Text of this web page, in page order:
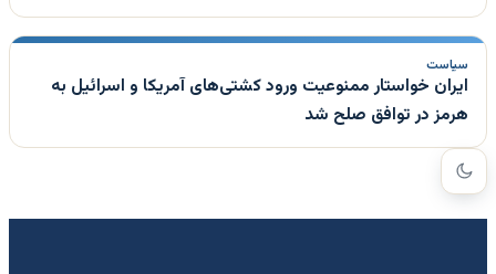
سیاست
ایران خواستار ممنوعیت ورود کشتی‌های آمریکا و اسرائیل به
هرمز در توافق صلح شد